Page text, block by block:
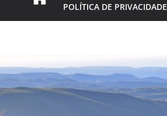
POLÍTICA DE PRIVACIDADE